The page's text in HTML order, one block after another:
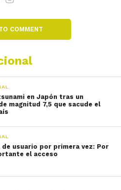
COMMENT
en Japón tras un
magnitud 7,5 que sacude el
de usuario por primera vez: Por
el acceso